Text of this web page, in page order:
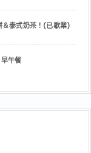
泰式奶茶！(已歇業)
午餐